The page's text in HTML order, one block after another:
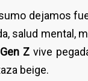
dejamos
salud mental,
Gen Z vive
beige.